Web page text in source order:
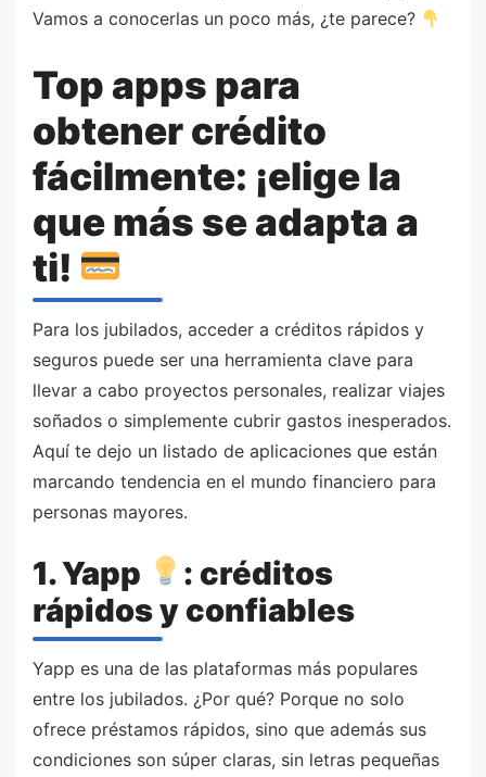
Vamos a conocerlas un poco más, ¿te parece?
Top apps para
obtener crédito
fácilmente: ¡elige la
que más se adapta a
ti!
Para los jubilados, acceder a créditos rápidos y
seguros puede ser una herramienta clave para
llevar a cabo proyectos personales, realizar viajes
soñados o simplemente cubrir gastos inesperados.
Aquí te dejo un listado de aplicaciones que están
marcando tendencia en el mundo financiero para
personas mayores.
1. Yapp
: créditos
rápidos y confiables
Yapp es una de las plataformas más populares
entre los jubilados. ¿Por qué? Porque no solo
ofrece préstamos rápidos, sino que además sus
condiciones son súper claras, sin letras pequeñas